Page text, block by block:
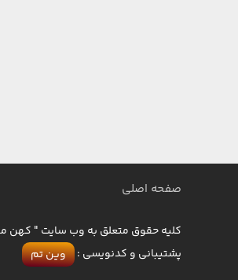
صفحه اصلی
کلیه حقوق متعلق به وب سایت " کهن
پشتیبانی و کدنویسی :
وین تم